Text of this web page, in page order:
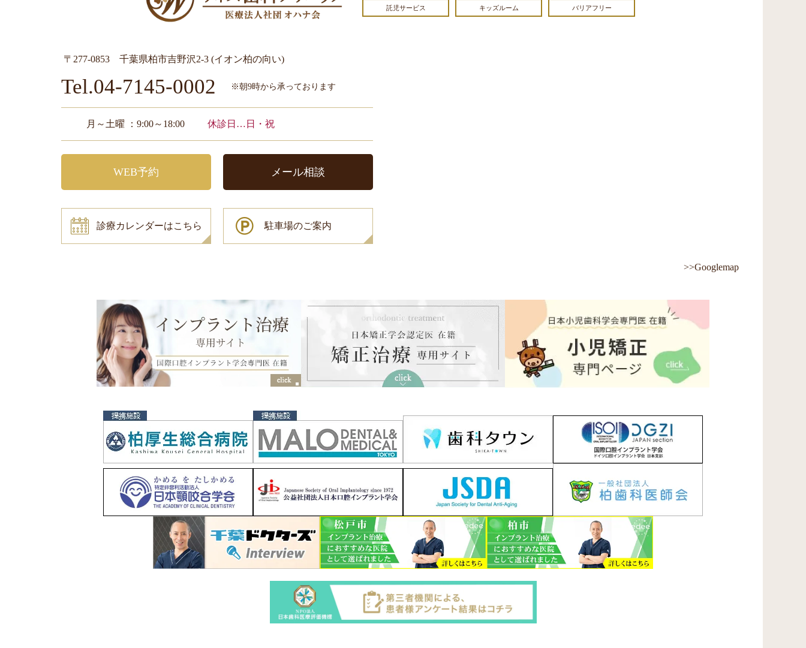
託児サービス キッズルーム バリアフリー
〒277-0853 千葉県柏市吉野沢2-3 (イオン柏の向い)
Tel.04-7145-0002 ※朝9時から承っております
月～土曜 ：9:00～18:00 休診日…日・祝
WEB予約 メール相談
診療カレンダーはこちら 駐車場のご案内
>>Googlemap